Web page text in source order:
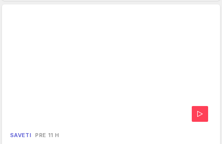
SAVETI PRE 11 H